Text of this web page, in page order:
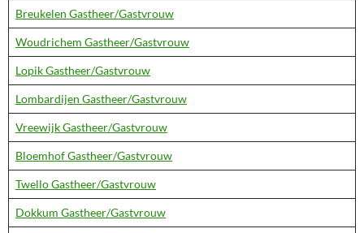
Breukelen Gastheer/Gastvrouw
Woudrichem Gastheer/Gastvrouw
Lopik Gastheer/Gastvrouw
Lombardijen Gastheer/Gastvrouw
Vreewijk Gastheer/Gastvrouw
Bloemhof Gastheer/Gastvrouw
Twello Gastheer/Gastvrouw
Dokkum Gastheer/Gastvrouw